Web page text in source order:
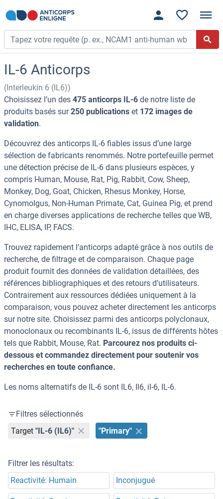
IL-6 Anticorps
(Interleukin 6 (IL6))
Choisissez l’un des 475 anticorps IL-6 de notre liste de
produits basés sur250 publications et 172 images de
validation.
Découvrez des anticorps IL-6 fiables issus d’une large
sélection de fabricants renommés. Notre portefeuille permet
une détection précise de IL-6 dans plusieurs espèces, y
compris Human, Mouse, Rat, Pig, Rabbit, Cow, Sheep,
Monkey, Dog, Goat, Chicken, Rhesus Monkey, Horse,
Cynomolgus, Non-Human Primate, Cat, Guinea Pig, et prend
en charge diverses applications de recherche telles que WB,
IHC, ELISA, IP, FACS.
Trouvez rapidement l’anticorps adapté grâce à nos outils de
recherche, de filtrage et de comparaison. Chaque page
produit fournit des données de validation détaillées, des
références bibliographiques et des retours d’utilisateurs.
Contrairement aux ressources dédiées uniquement à la
comparaison, vous pouvez acheter directement les anticorps
sur notre site. Choisissez parmi des anticorps polyclonaux,
monoclonaux ou recombinants IL-6, issus de différents hôtes
tels que Rabbit, Mouse, Rat. Parcourez nos produits ci-
dessous et commandez directement pour soutenir vos
recherches en toute confiance.
Les noms alternatifs de IL-6 sont IL6, Il6, il-6, IL-6.
Filtres sélectionnés
Target "IL-6 (IL6)" "Primary"
Filtrer les résultats:
Reactivité: Humain
Inconjugué